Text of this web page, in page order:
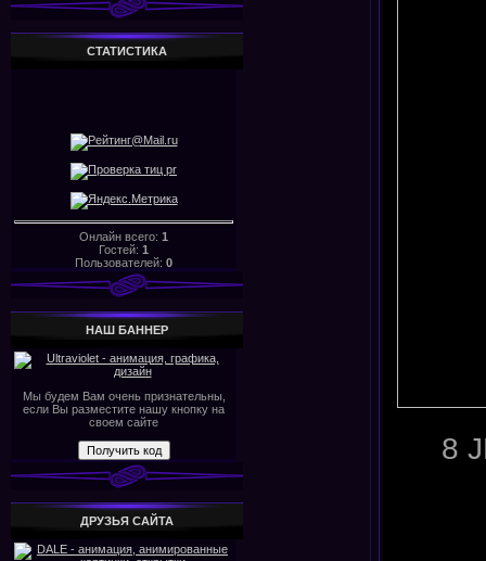
СТАТИСТИКА
Онлайн всего: 1
Гостей: 1
Пользователей: 0
НАШ БАHHЕР
Мы будем Вам очень признательны,
если Вы разместите нашу кнопку на
своем сайте
ДРУЗЬЯ САЙТА
8